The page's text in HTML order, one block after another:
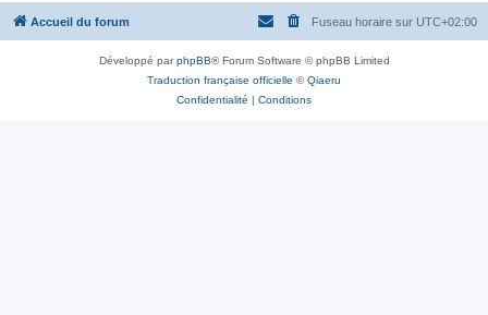
Accueil du forum Fuseau horaire sur UTC+02:00
Développé parphpBB® Forum Software © phpBB Limited
Traduction française officielle ©Qiaeru
Confidentialité
Conditions